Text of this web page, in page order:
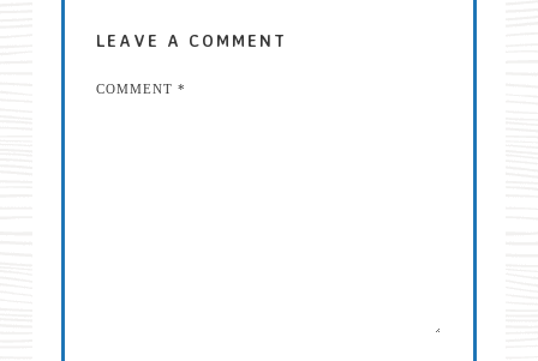
LEAVE A COMMENT
COMMENT *